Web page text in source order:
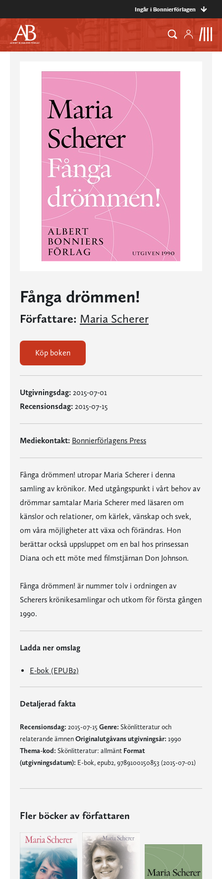
Ingår i Bonnierförlagen
Fånga drömmen!
Författare: Maria Scherer
Köp boken
Utgivningsdag: 2015-07-01
Recensionsdag: 2015-07-15
Mediekontakt: Bonnierförlagens Press
Fånga drömmen! utropar Maria Scherer i denna
samling av krönikor. Med utgångspunkt i vårt behov av
drömmar samtalar Maria Scherer med läsaren om
känslor och relationer, om kärlek, vänskap och svek,
om våra möjligheter att växa och förändras. Hon
berättar också uppsluppet om en bal hos prinsessan
Diana och ett möte med filmstjärnan Don Johnson.
Fånga drömmen! är nummer tolv i ordningen av
Scherers krönikesamlingar och utkom för första gången
1990.
Ladda ner omslag
E-bok (EPUB2)
Detaljerad fakta
Recensionsdag: 2015-07-15 Genre: Skönlitteratur och
relaterande ämnenOriginalutgåvans utgivningsår: 1990
Thema-kod: Skönlitteratur: allmänt Format
(utgivningsdatum): E-bok, epub2, 9789100150853 (2015-07-01)
Fler böcker av författaren